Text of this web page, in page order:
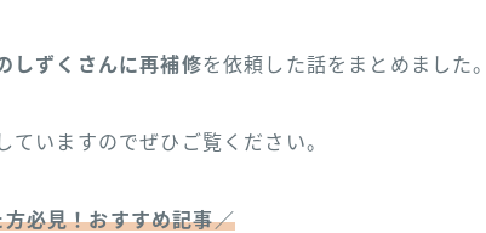
しずくさんに再補修を依頼した話をまとめました。
ていますのでぜひご覧ください。
必見！おすすめ記事／